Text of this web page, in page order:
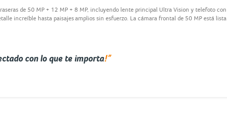
de 50 MP + 12 MP + 8 MP, incluyendo lente principal Ultra Vision y telefoto con
increíble hasta paisajes amplios sin esfuerzo. La cámara frontal de 50 MP está lista
con lo que te importa!”